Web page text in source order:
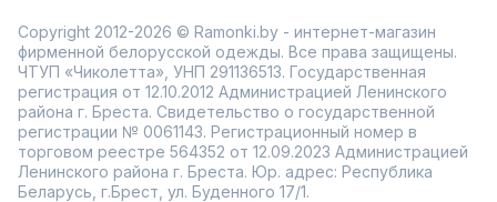
Copyright 2012-2026 © Ramonki.by - интернет-магазин
фирменной белорусской одежды. Все права защищены.
ЧТУП «Чиколетта», УНП 291136513. Государственная
регистрация от 12.10.2012 Администрацией Ленинского
района г. Бреста. Свидетельство о государственной
регистрации № 0061143. Регистрационный номер в
торговом реестре 564352 от 12.09.2023 Администрацией
Ленинского района г. Бреста. Юр. адрес: Республика
Беларусь, г.Брест, ул. Буденного 17/1.